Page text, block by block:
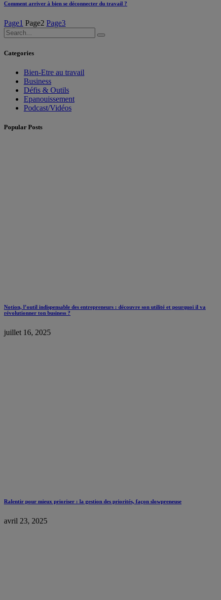
Comment arriver à bien se déconnecter du travail ?
Page1 Page2 Page3
Categories
Bien-Etre au travail
Business
Défis & Outils
Epanouissement
Podcast/Vidéos
Popular Posts
Notion, l’outil indispensable des entrepreneurs : découvre son utilité et pourquoi il va
révolutionner ton business ?
juillet 16, 2025
Ralentir pour mieux prioriser : la gestion des priorités, façon slowpreneuse
avril 23, 2025